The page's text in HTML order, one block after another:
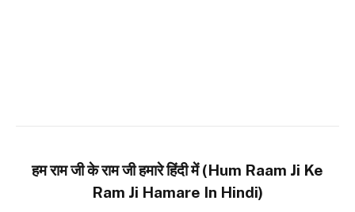
हम राम जी के राम जी हमारे हिंदी में (Hum Raam Ji Ke
Ram Ji Hamare In Hindi)